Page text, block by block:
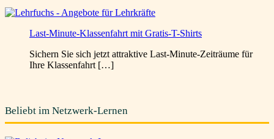
Last-Minute-Klassenfahrt mit Gratis-T-Shirts
Sichern Sie sich jetzt attraktive Last-Minute-Zeiträume für
Ihre Klassenfahrt […]
Beliebt im Netzwerk-Lernen